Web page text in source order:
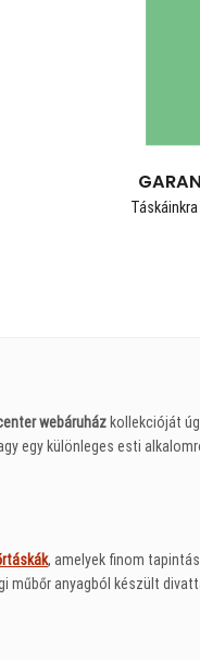
webáruház kollekcióját
egy különleges esti
, amelyek finom
anyagból készült